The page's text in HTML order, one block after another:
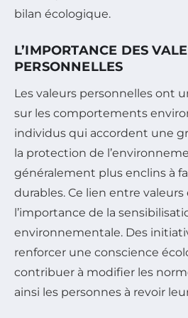
bilan écologique.
L’IMPORTANCE DES
PERSONNELLES
Les valeurs personnelles ont
sur les comportements
individus qui accordent une
la protection de
généralement plus enclins à
durables. Ce lien entre
l’importance de la
environnementale. Des
renforcer une conscience
contribuer à modifier les
ainsi les personnes à revoir